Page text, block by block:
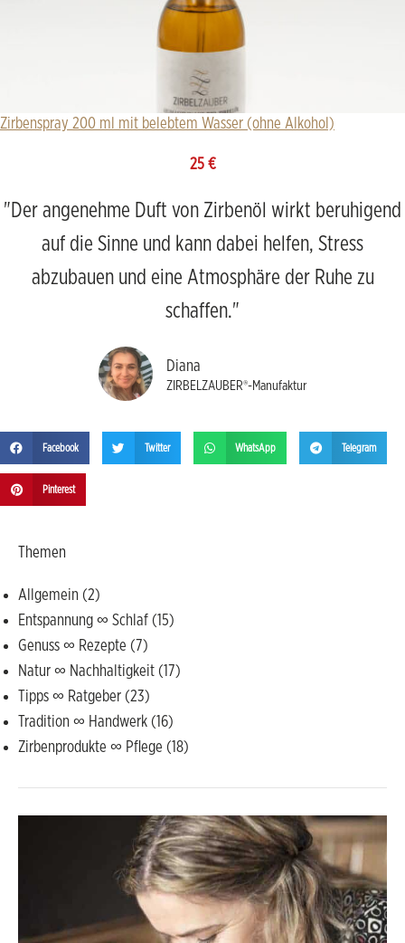
Themen
Allgemein (2)
Entspannung ∞ Schlaf (15)
Genuss ∞ Rezepte (7)
Natur ∞ Nachhaltigkeit (17)
Tipps ∞ Ratgeber (23)
Tradition ∞ Handwerk (16)
Zirbenprodukte ∞ Pflege (18)
Zirbenspray 200 ml mit belebtem Wasser (ohne Alkohol)
25 €
"Der angenehme Duft von Zirbenöl wirkt beruhigend
auf die Sinne und kann dabei helfen, Stress
abzubauen und eine Atmosphäre der Ruhe zu
schaffen."
Diana
ZIRBELZAUBER®-Manufaktur
Facebook Twitter WhatsApp Telegram
Pinterest